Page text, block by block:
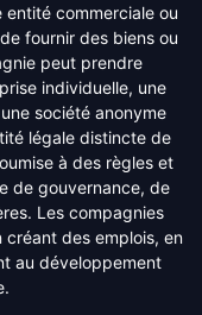
commerciale ou
fournir des biens ou
peut prendre
individuelle, une
société anonyme
légale distincte de
à des règles et
de gouvernance, de
Les compagnies
créant des emplois, en
au développement